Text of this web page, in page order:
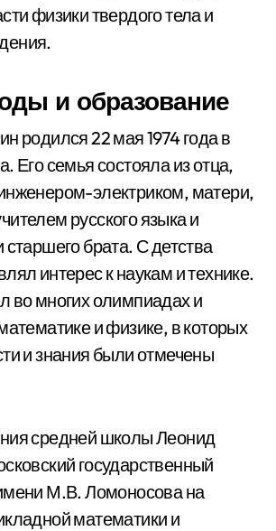
физики твердого тела и
и образование
родился 22 мая 1974 года в
Его семья состояла из отца,
электриком, матери,
русского языка и
брата. С детства
интерес к наукам и технике.
во многих олимпиадах и
и физике, в которых
и знания были отмечены
средней школы Леонид
государственный
М.В. Ломоносова на
математики и